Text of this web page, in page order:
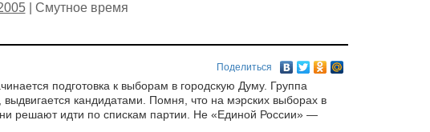
| Смутное время
Поделиться
подготовка к выборам в городскую Думу. Группа
кандидатами. Помня, что на мэрских выборах в
решают идти по спискам партии. Не «Единой России» —